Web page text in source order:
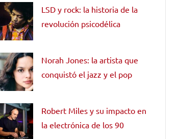
LSD y rock: la historia de la
revolución psicodélica
Norah Jones: la artista que
conquistó el jazz y el pop
Robert Miles y su impacto en
la electrónica de los 90